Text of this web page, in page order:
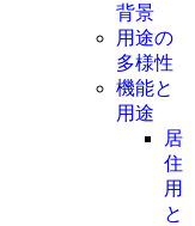
背景
用途の
多様性
機能と
用途
居
住
用
と